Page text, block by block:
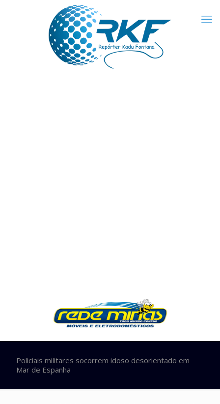
Policiais militares socorrem idoso desorientado em
Mar de Espanha